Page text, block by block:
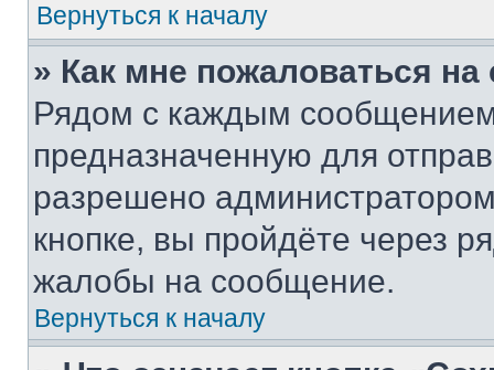
Вернуться к началу
» Как мне пожаловаться
Рядом с каждым сообщением
предназначенную для
разрешено
кнопке, вы пройдёте через
жалобы на сообщение.
Вернуться к началу